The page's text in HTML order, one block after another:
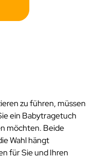
zu führen, müssen
ein Babytragetuch
möchten. Beide
Wahl hängt
für Sie und Ihren